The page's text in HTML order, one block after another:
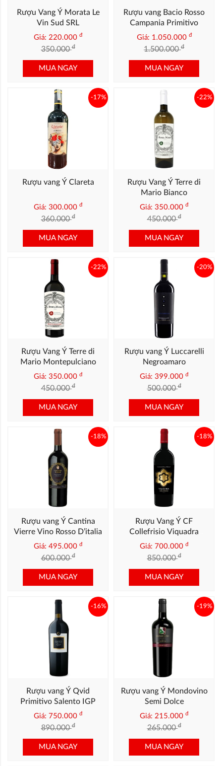
Rượu Vang Ý Morata Le
Vin Sud SRL
Giá: 220.000 đ
350.000đ
MUA NGAY
Rượu vang Bacio Rosso
Campania Primitivo
Giá: 1.050.000 đ
1.500.000đ
MUA NGAY
Rượu vang Ý Clareta
Giá: 300.000 đ
360.000đ
-17%
MUA NGAY
Rượu Vang Ý Terre di
Mario Bianco
Giá: 350.000 đ
450.000đ
-22%
MUA NGAY
Rượu Vang Ý Terre di
Mario Montepulciano
Giá: 350.000 đ
450.000đ
-22%
MUA NGAY
Rượu vang Ý Luccarelli
Negroamaro
Giá: 399.000 đ
500.000đ
-20%
MUA NGAY
Rượu vang Ý Cantina
Vierre Vino Rosso D’italia
Giá: 495.000 đ
600.000đ
-18%
MUA NGAY
Rượu Vang Ý CF
Collefrisio Viquadra
Montepulciano
D’Abruzzo
Giá: 700.000 đ
850.000đ
-18%
MUA NGAY
Rượu vang Ý Qvid
Primitivo Salento IGP
2022
Giá: 750.000 đ
890.000đ
-16%
MUA NGAY
Rượu vang Ý Mondovino
Semi Dolce
Giá: 215.000 đ
265.000đ
-19%
MUA NGAY